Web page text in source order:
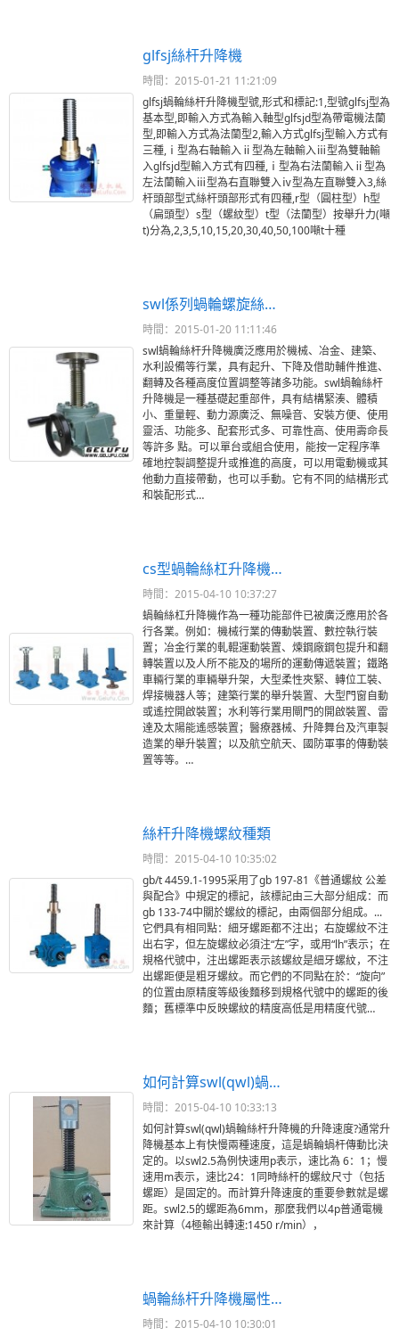
glfsj絲杆升降機
時間：2015-01-21 11:21:09
glfsj蝸輪絲杆升降機型號,形式和標記:1,型號glfsj型為
基本型,即輸入方式為輸入軸型glfsjd型為帶電機法蘭
型,即輸入方式為法蘭型2,輸入方式glfsj型輸入方式有
三種,ⅰ型為右軸輸入ⅱ型為左軸輸入ⅲ型為雙軸輸
入glfsjd型輸入方式有四種,ⅰ型為右法蘭輸入ⅱ型為
左法蘭輸入ⅲ型為右直聯雙入ⅳ型為左直聯雙入3,絲
杆頭部型式絲杆頭部形式有四種,r型（圓柱型）h型
（扁頭型）s型（螺紋型）t型（法蘭型）按舉升力(噸
t)分為,2,3,5,10,15,20,30,40,50,100噸t十種
swl係列蝸輪螺旋絲…
時間：2015-01-20 11:11:46
swl蝸輪絲杆升降機廣泛應用於機械、冶金、建築、
水利設備等行業，具有起升、下降及借助輔件推進、
翻轉及各種高度位置調整等諸多功能。swl蝸輪絲杆
升降機是一種基礎起重部件，具有結構緊湊、體積
小、重量輕、動力源廣泛、無噪音、安裝方便、使用
靈活、功能多、配套形式多、可靠性高、使用壽命長
等許多 點。可以單台或組合使用，能按一定程序準
確地控製調整提升或推進的高度，可以用電動機或其
他動力直接帶動，也可以手動。它有不同的結構形式
和裝配形式…
cs型蝸輪絲杠升降機…
時間：2015-04-10 10:37:27
蝸輪絲杠升降機作為一種功能部件已被廣泛應用於各
行各業。例如：機械行業的傳動裝置、數控執行裝
置；冶金行業的軋輥運動裝置、煉鋼廠鋼包提升和翻
轉裝置以及人所不能及的場所的運動傳遞裝置；鐵路
車輛行業的車輛舉升架，大型柔性夾緊、轉位工裝、
焊接機器人等；建築行業的舉升裝置、大型門窗自動
或遙控開啟裝置；水利等行業用閘門的開啟裝置、雷
達及太陽能遙感裝置；醫療器械、升降舞台及汽車製
造業的舉升裝置；以及航空航天、國防軍事的傳動裝
置等等。…
絲杆升降機螺紋種類
時間：2015-04-10 10:35:02
gb/t 4459.1-1995采用了gb 197-81《普通螺紋 公差
與配合》中規定的標記，該標記由三大部分組成：而
gb 133-74中關於螺紋的標記，由兩個部分組成。...
它們具有相同點：細牙螺距都不注出；右旋螺紋不注
出右字，但左旋螺紋必須注“左”字，或用“lh”表示；在
規格代號中，注出螺距表示該螺紋是細牙螺紋，不注
出螺距便是粗牙螺紋。而它們的不同點在於：“旋向”
的位置由原精度等級後麵移到規格代號中的螺距的後
麵；舊標準中反映螺紋的精度高低是用精度代號…
如何計算swl(qwl)蝸…
時間：2015-04-10 10:33:13
如何計算swl(qwl)蝸輪絲杆升降機的升降速度?通常升
降機基本上有快慢兩種速度，這是蝸輪蝸杆傳動比決
定的。以swl2.5為例快速用p表示，速比為 6：1；慢
速用m表示，速比24：1同時絲杆的螺紋尺寸（包括
螺距）是固定的。而計算升降速度的重要參數就是螺
距。swl2.5的螺距為6mm，那麼我們以4p普通電機
來計算（4極輸出轉速:1450 r/min），
蝸輪絲杆升降機屬性…
時間：2015-04-10 10:30:01